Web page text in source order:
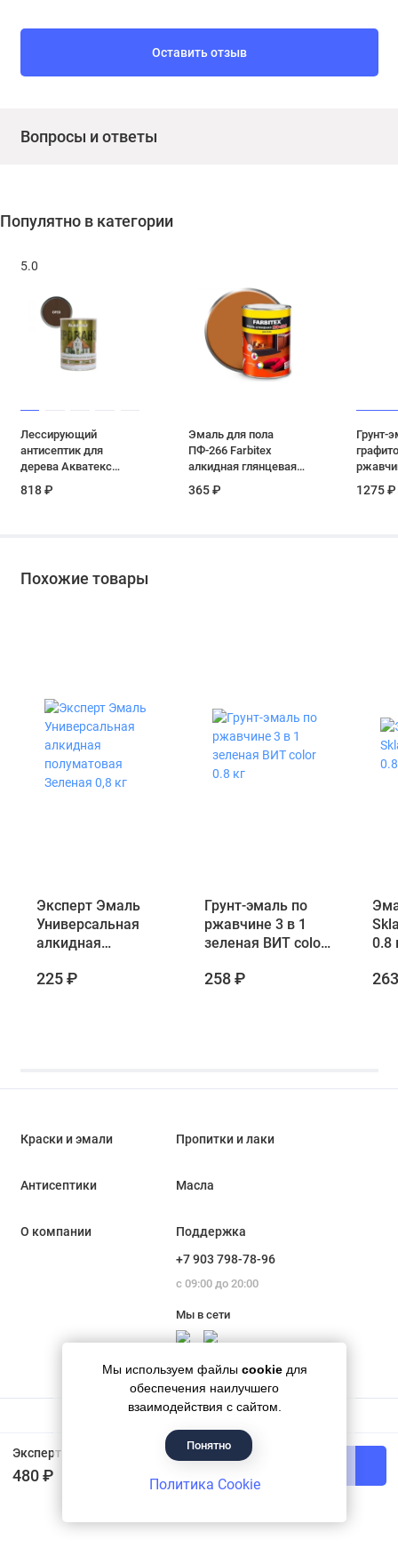
Эксперт Эмаль Универсальная акриловая матовая Зеленый RAL 6002 0,8 кг
480 ₽
В корзину
Оставить отзыв
Вопросы и ответы
Популятно в категории
5.0
Лессирующий
антисептик для
дерева Акватекс
0,75 л
818 ₽
Эмаль для пола
ПФ-266 Farbitex
алкидная глянцевая
кг
365 ₽
Грунт-
1275 ₽
Похожие товары
Эксперт Эмаль
Универсальная
алкидная
Зеленая 0,8 кг
225 ₽
Грунт-эмаль по
ржавчине 3 в 1
зеленая ВИТ color
258 ₽
0.8
Мы используем файлы cookie для
обеспечения наилучшего
взаимодействия с сайтом.
Понятно
Политика Cookie
Краски и эмали Пропитки и лаки
Антисептики Масла
О компании
Поддержка
+7 903 798-78-96
с 09:00 до 20:00
Мы в сети
Гипермаркет красок «Банапал», 2018 - 2026